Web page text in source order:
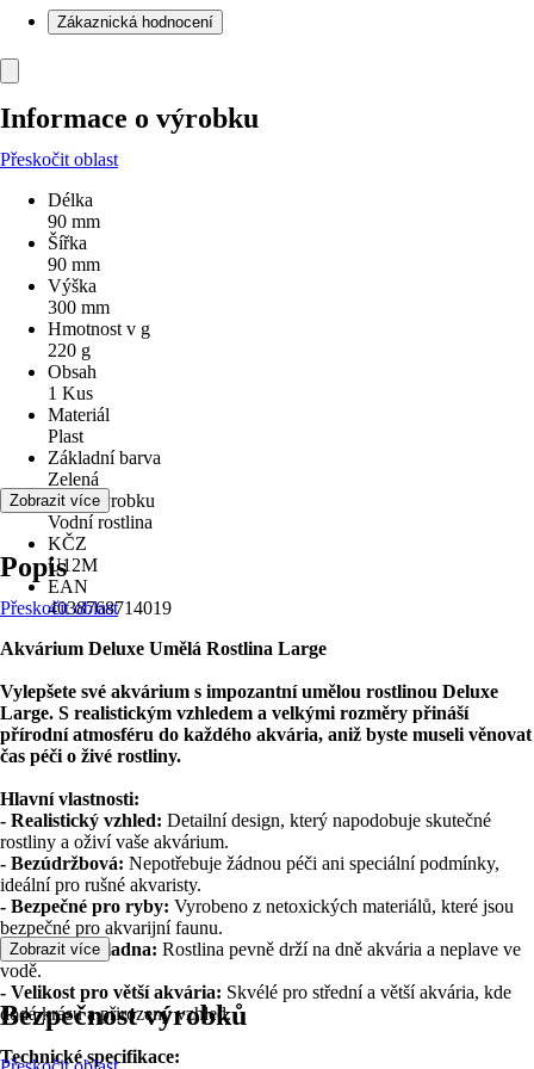
Zákaznická hodnocení
Informace o výrobku
Přeskočit oblast
Délka
90 mm
Šířka
90 mm
Výška
300 mm
Hmotnost v g
220 g
Obsah
1 Kus
Materiál
Plast
Základní barva
Zelená
Druh výrobku
Vodní rostlina
KČZ
U12M
EAN
4038768714019
Zobrazit více
Popis
Přeskočit oblast
Akvárium Deluxe Umělá Rostlina Large
Vylepšete své akvárium s impozantní umělou rostlinou Deluxe
Large. S realistickým vzhledem a velkými rozměry přináší
přírodní atmosféru do každého akvária, aniž byste museli věnovat
čas péči o živé rostliny.
Hlavní vlastnosti:
- Realistický vzhled: Detailní design, který napodobuje skutečné
rostliny a oživí vaše akvárium.
- Bezúdržbová: Nepotřebuje žádnou péči ani speciální podmínky,
ideální pro rušné akvaristy.
- Bezpečné pro ryby: Vyrobeno z netoxických materiálů, které jsou
bezpečné pro akvarijní faunu.
- Stabilní základna: Rostlina pevně drží na dně akvária a neplave ve
vodě.
- Velikost pro větší akvária: Skvélé pro střední a větší akvária, kde
dodá krásu a přirozený vzhled.
Technické specifikace:
Zobrazit více
Bezpečnost výrobků